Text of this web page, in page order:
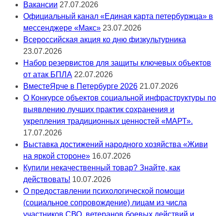
Вакансии 27.07.2026
Официальный канал «Единая карта петербуржца» в
мессенджере «Макс» 23.07.2026
Всероссийская акция ко дню физкультурника
23.07.2026
Набор резервистов для защиты ключевых объектов
от атак БПЛА 22.07.2026
ВместеЯрче в Петербурге 2026 21.07.2026
О Конкурсе объектов социальной инфраструктуры по
выявлению лучших практик сохранения и
укрепления традиционных ценностей «МАРТ».
17.07.2026
Выставка достижений народного хозяйства «Живи
на яркой стороне» 16.07.2026
Купили некачественный товар? Знайте, как
действовать! 10.07.2026
О предоставлении психологической помощи
(социальное сопровождение) лицам из числа
участников СВО, ветеранов боевых действий и